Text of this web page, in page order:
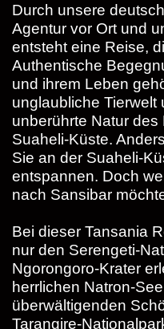
Durch unsere
Agentur vor Ort und
entsteht eine Reise,
Authentische
und ihrem Leben
unglaubliche Tierwelt
unberührte Natur
Suaheli-Küste.
Sie an der Suaheli-
entspannen. Doch
nach Sansibar
Bei dieser Tansania
nur den Serengeti-
Ngorongoro-Krater
herrlichen Natron-
überwältigenden
Tarangire-